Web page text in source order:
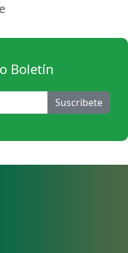
Boletín
Suscribete